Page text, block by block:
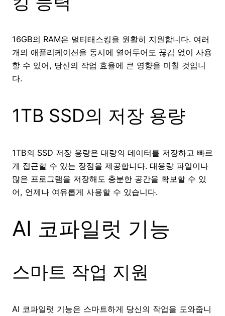
16GB의 RAM은 멀티태스킹을 원활히 지원합니다. 여러
개의 애플리케이션을 동시에 열어두어도 끊김 없이 사용
할 수 있어, 당신의 작업 효율에 큰 영향을 미칠 것입니
다.
1TB SSD의 저장 용량
1TB의 SSD 저장 용량은 대량의 데이터를 저장하고 빠르
게 접근할 수 있는 장점을 제공합니다. 대용량 파일이나
많은 프로그램을 저장해도 충분한 공간을 확보할 수 있
어, 언제나 여유롭게 사용할 수 있습니다.
AI 코파일럿 기능
스마트 작업 지원
AI 코파일럿 기능은 스마트하게 당신의 작업을 도와줍니